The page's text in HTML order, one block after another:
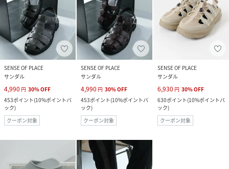
SENSE OF PLACE
サンダル
4,990 円 30%OFF
453ポイント(10%ポイントバ
ック)
クーポン対象
SENSE OF PLACE
サンダル
4,990 円 30%OFF
453ポイント(10%ポイントバ
ック)
クーポン対象
SENSE OF PLACE
サンダル
6,930 円 30%OFF
630ポイント(10%ポイントバ
ック)
クーポン対象